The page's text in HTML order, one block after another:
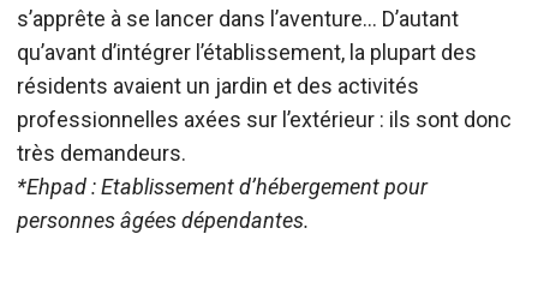
s’apprête à se lancer dans l’aventure… D’autant
qu’avant d’intégrer l’établissement, la plupart des
résidents avaient un jardin et des activités
professionnelles axées sur l’extérieur : ils sont donc
très demandeurs.
*Ehpad : Etablissement d’hébergement pour
personnes âgées dépendantes.